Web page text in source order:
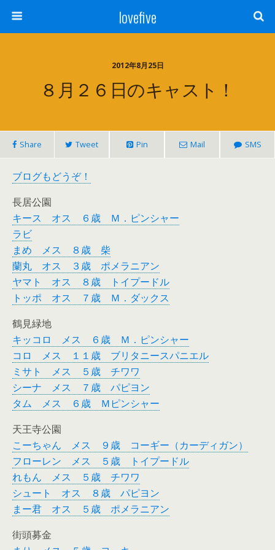
lovefive
2012年8月25日
８月２６日のキャスト！
Share Tweet Pin Mail SMS
ブログもどうぞ！
長居公園
キース オス ６歳 Ｍ．ピンシャー
ラビ
まめ メス ８歳 柴
蘭丸 オス ３歳 ポメラニアン
ヤマト オス ８歳 トイプードル
トッポ オス ７歳 Ｍ．ダックス
鶴見緑地
キッコロ メス ６歳 Ｍ．ピンシャー
コロ メス １１歳 ブリタニースパニエル
ミサト メス ５歳 チワワ
シーナ メス ７歳 パピヨン
タム メス ６歳 Ｍピンシャー
天王寺公園
こーちゃん メス ９歳 コーギー（カーディガン）
フローレン メス ５歳 トイプードル
れもん メス ５歳 チワワ
シュート オス ８歳 パピヨン
まー君 オス ５歳 ポメラニアン
街頭募金